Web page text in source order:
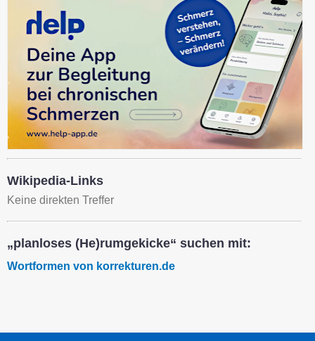
Wikipedia-Links
Keine direkten Treffer
„planloses (He)rumgekicke“ suchen mit:
Wortformen von korrekturen.de